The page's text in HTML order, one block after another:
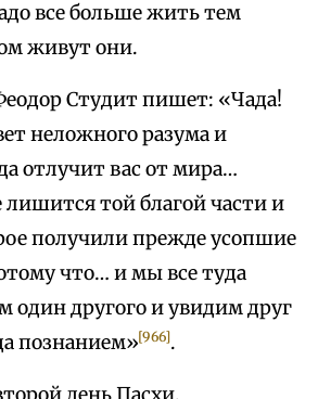
все больше жить тем
живут они.
Студит пишет: «Чада!
неложного разума и
отлучит вас от мира…
лишится той благой части и
получили прежде усопшие
что… и мы все туда
один другого и увидим друг
познанием»[966].